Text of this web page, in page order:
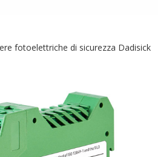
fotoelettriche di sicurezza Dadisick